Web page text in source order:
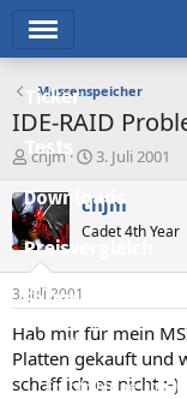
Ticker
Tests
Downloads
Preisvergleich
Forum
Aktuelles
Empfohlene Inhalte
Massenspeicher
IDE-RAID
E
s
t
e
e
r
chjm
E
s
e
t
a
m
3. Juli 2001
chjm
Cadet 4th Year
3. Juli 2001
Hab mir für mein
Platten gekauft und
schaff ich es nicht :-)